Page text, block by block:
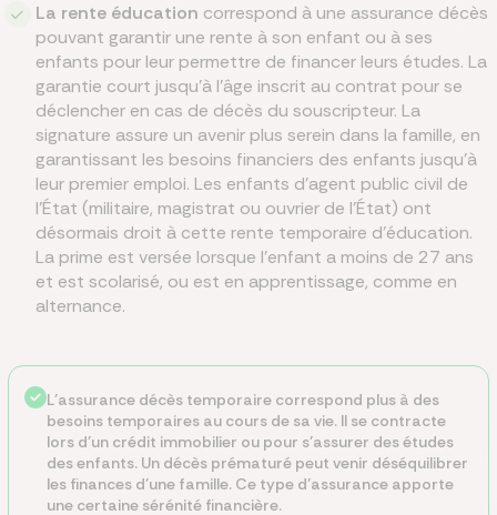
La rente éducation correspond à une assurance décès
pouvant garantir une rente à son enfant ou à ses
enfants pour leur permettre de financer leurs études. La
garantie court jusqu’à l’âge inscrit au contrat pour se
déclencher en cas de décès du souscripteur. La
signature assure un avenir plus serein dans la famille, en
garantissant les besoins financiers des enfants jusqu’à
leur premier emploi. Les enfants d’agent public civil de
l’État (militaire, magistrat ou ouvrier de l’État) ont
désormais droit à cette rente temporaire d’éducation.
La prime est versée lorsque l’enfant a moins de 27 ans
et est scolarisé, ou est en apprentissage, comme en
alternance.
L’assurance décès temporaire correspond plus à des
besoins temporaires au cours de sa vie. Il se contracte
lors d’un crédit immobilier ou pour s’assurer des études
des enfants. Un décès prématuré peut venir déséquilibrer
les finances d’une famille. Ce type d’assurance apporte
une certaine sérénité financière.